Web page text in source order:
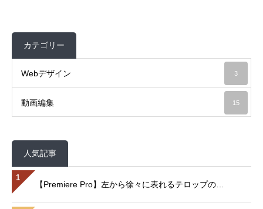
カテゴリー
Webデザイン 3
動画編集 15
人気記事
1
【Premiere Pro】左から徐々に表れるテロップの…